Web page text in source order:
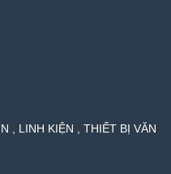
, LINH KIỆN , THIẾT BỊ VĂN